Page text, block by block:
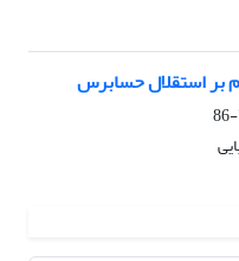
بر استقلال حسابرس